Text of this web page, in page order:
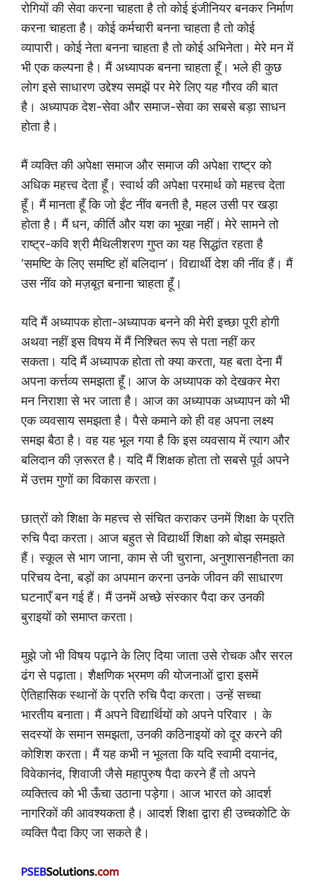
रोगियों की सेवा करना चाहता है तो कोई इंजीनियर बनकर निर्माण
करना चाहता है। कोई कर्मचारी बनना चाहता है तो कोई
व्यापारी। कोई नेता बनना चाहता है तो कोई अभिनेता। मेरे मन में
भी एक कल्पना है। मैं अध्यापक बनना चाहता हूँ। भले ही कुछ
लोग इसे साधारण उद्देश्य समझें पर मेरे लिए यह गौरव की बात
है। अध्यापक देश-सेवा और समाज-सेवा का सबसे बड़ा साधन
होता है।
मैं व्यक्ति की अपेक्षा समाज और समाज की अपेक्षा राष्ट्र को
अधिक महत्त्व देता हूँ। स्वार्थ की अपेक्षा परमार्थ को महत्त्व देता
हूँ। मैं मानता हूँ कि जो ईंट नींव बनती है, महल उसी पर खड़ा
होता है। मैं धन, कीर्ति और यश का भूखा नहीं। मेरे सामने तो
राष्ट्र-कवि श्री मैथिलीशरण गुप्त का यह सिद्धांत रहता है
‘समष्टि के लिए समष्टि हों बलिदान’। विद्यार्थी देश की नींव हैं। मैं
उस नींव को मज़बूत बनाना चाहता हूँ।
यदि मैं अध्यापक होता-अध्यापक बनने की मेरी इच्छा पूरी होगी
अथवा नहीं इस विषय में मैं निश्चित रूप से पता नहीं कर
सकता। यदि मैं अध्यापक होता तो क्या करता, यह बता देना मैं
अपना कर्त्तव्य समझता हूँ। आज के अध्यापक को देखकर मेरा
मन निराशा से भर जाता है। आज का अध्यापक अध्यापन को भी
एक व्यवसाय समझता है। पैसे कमाने को ही वह अपना लक्ष्य
समझ बैठा है। वह यह भूल गया है कि इस व्यवसाय में त्याग और
बलिदान की ज़रूरत है। यदि मैं शिक्षक होता तो सबसे पूर्व अपने
में उत्तम गुणों का विकास करता।
छात्रों को शिक्षा के महत्त्व से संचित कराकर उनमें शिक्षा के प्रति
रुचि पैदा करता। आज बहुत से विद्यार्थी शिक्षा को बोझ समझते
हैं। स्कूल से भाग जाना, काम से जी चुराना, अनुशासनहीनता का
परिचय देना, बड़ों का अपमान करना उनके जीवन की साधारण
घटनाएँ बन गई हैं। मैं उनमें अच्छे संस्कार पैदा कर उनकी
बुराइयों को समाप्त करता।
मुझे जो भी विषय पढ़ाने के लिए दिया जाता उसे रोचक और सरल
ढंग से पढ़ाता। शैक्षणिक भ्रमण की योजनाओं द्वारा इसमें
ऐतिहासिक स्थानों के प्रति रुचि पैदा करता। उन्हें सच्चा
भारतीय बनाता। मैं अपने विद्यार्थियों को अपने परिवार । के
सदस्यों के समान समझता, उनकी कठिनाइयों को दूर करने की
कोशिश करता। मैं यह कभी न भूलता कि यदि स्वामी दयानंद,
विवेकानंद, शिवाजी जैसे महापुरुष पैदा करने हैं तो अपने
व्यक्तित्व को भी ऊँचा उठाना पड़ेगा। आज भारत को आदर्श
नागरिकों की आवश्यकता है। आदर्श शिक्षा द्वारा ही उच्चकोटि के
व्यक्ति पैदा किए जा सकते है।